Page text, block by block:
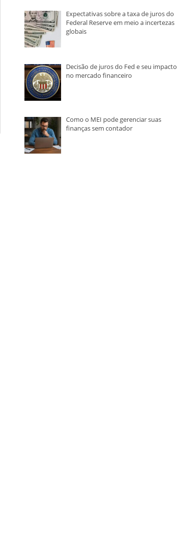
Expectativas sobre a taxa de juros do
Federal Reserve em meio a incertezas
globais
Decisão de juros do Fed e seu impacto
no mercado financeiro
Como o MEI pode gerenciar suas
finanças sem contador